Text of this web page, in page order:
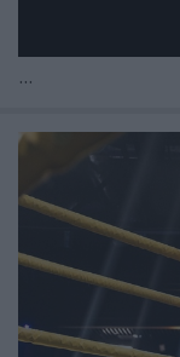
...